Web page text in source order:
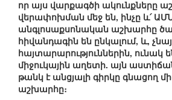
որ այս վարքագծի ակունքները
վերափոխման մեջ են, ինչը և՛
անգլոսաքսոնական աշխարհը
հիվանդագին են ընկալում, և,
հայտարարություններին, ունակ
միջուկային աղետի. այն
թանկ է անցյալի գիրկը գնացող
աշխարհը։